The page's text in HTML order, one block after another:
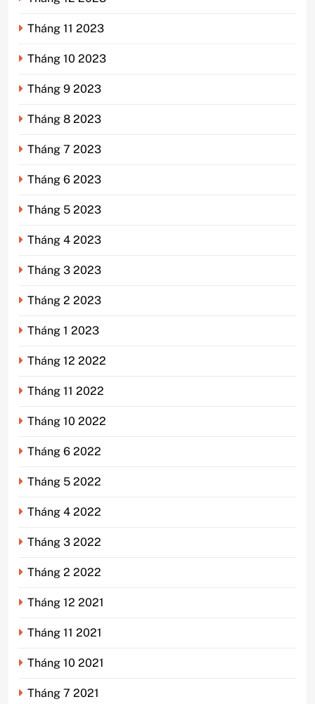
Tháng 11 2023
Tháng 10 2023
Tháng 9 2023
Tháng 8 2023
Tháng 7 2023
Tháng 6 2023
Tháng 5 2023
Tháng 4 2023
Tháng 3 2023
Tháng 2 2023
Tháng 1 2023
Tháng 12 2022
Tháng 11 2022
Tháng 10 2022
Tháng 6 2022
Tháng 5 2022
Tháng 4 2022
Tháng 3 2022
Tháng 2 2022
Tháng 12 2021
Tháng 11 2021
Tháng 10 2021
Tháng 7 2021